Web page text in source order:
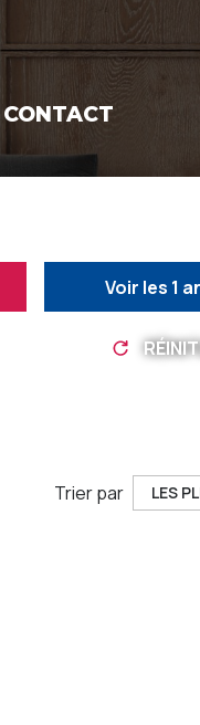
CONTACT
Voir les 1
Trier par LES